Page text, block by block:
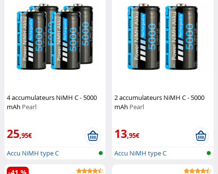
4 accumulateurs NiMH C - 5000
mAh Pearl
25,95€
Accu NiMH type C
2 accumulateurs NiMH C - 5000
mAh Pearl
13,95€
Accu NiMH type C